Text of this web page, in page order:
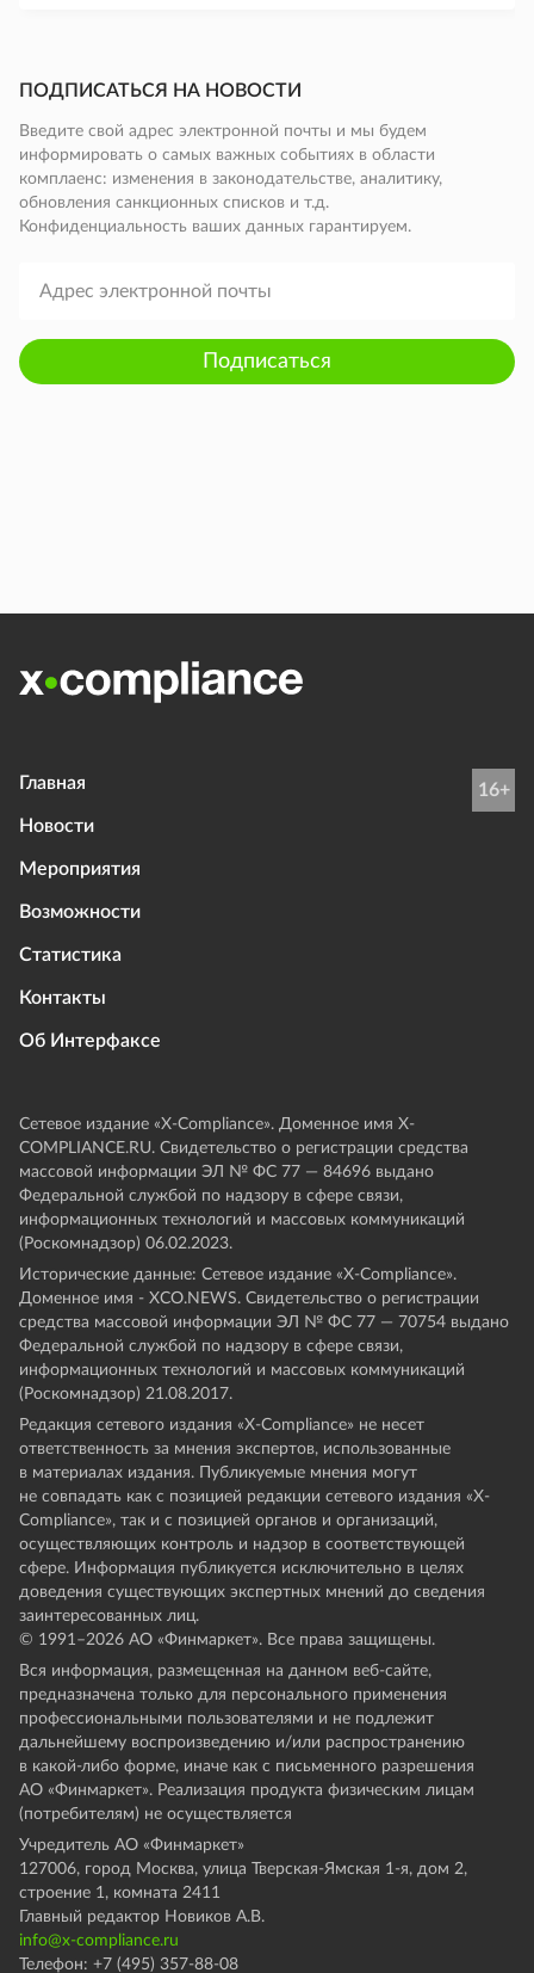
ПОДПИСАТЬСЯ НА НОВОСТИ
Введите свой адрес электронной почты и мы будем
информировать о самых важных событиях в области
комплаенс: изменения в законодательстве, аналитику,
обновления санкционных списков и т.д.
Конфиденциальность ваших данных гарантируем.
Подписаться
Главная
Новости
Мероприятия
Возможности
Статистика
Контакты
Об Интерфаксе
16+
Сетевое издание «Х-Compliance». Доменное имя X-
COMPLIANCE.RU. Свидетельство о регистрации средства
массовой информации ЭЛ № ФС 77 — 84696 выдано
Федеральной службой по надзору в сфере связи,
информационных технологий и массовых коммуникаций
(Роскомнадзор) 06.02.2023.
Исторические данные: Сетевое издание «Х-Compliance».
Доменное имя - XCO.NEWS. Свидетельство о регистрации
средства массовой информации ЭЛ № ФС 77 — 70754 выдано
Федеральной службой по надзору в сфере связи,
информационных технологий и массовых коммуникаций
(Роскомнадзор) 21.08.2017.
Редакция сетевого издания «X-Compliance» не несет
ответственность за мнения экспертов, использованные
в материалах издания. Публикуемые мнения могут
не совпадать как с позицией редакции сетевого издания «X-
Compliance», так и с позицией органов и организаций,
осуществляющих контроль и надзор в соответствующей
сфере. Информация публикуется исключительно в целях
доведения существующих экспертных мнений до сведения
заинтересованных лиц.
© 1991–2026 АО «Финмаркет». Все права защищены.
Вся информация, размещенная на данном веб-сайте,
предназначена только для персонального применения
профессиональными пользователями и не подлежит
дальнейшему воспроизведению и/или распространению
в какой-либо форме, иначе как с письменного разрешения
АО «Финмаркет». Реализация продукта физическим лицам
(потребителям) не осуществляется
Учредитель АО «Финмаркет»
127006, город Москва, улица Тверская-Ямская 1-я, дом 2,
строение 1, комната 2411
Главный редактор Новиков А.В.
info@x-compliance.ru
Телефон: +7 (495) 357-88-08